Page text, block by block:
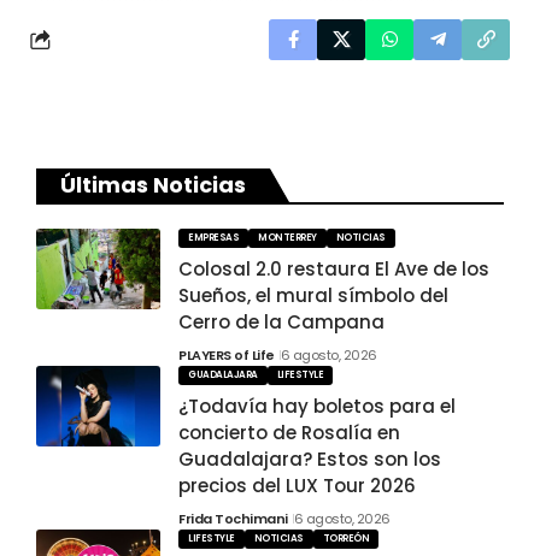
Últimas Noticias
EMPRESAS MONTERREY NOTICIAS
Colosal 2.0 restaura El Ave de los
Sueños, el mural símbolo del
Cerro de la Campana
PLAYERS of Life 6 agosto, 2026
GUADALAJARA LIFESTYLE
¿Todavía hay boletos para el
concierto de Rosalía en
Guadalajara? Estos son los
precios del LUX Tour 2026
Frida Tochimani 6 agosto, 2026
LIFESTYLE NOTICIAS TORREÓN